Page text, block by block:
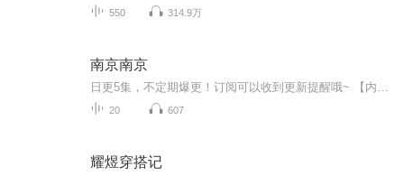
550 314.9万
南京南京
20 607
耀煜穿搭记